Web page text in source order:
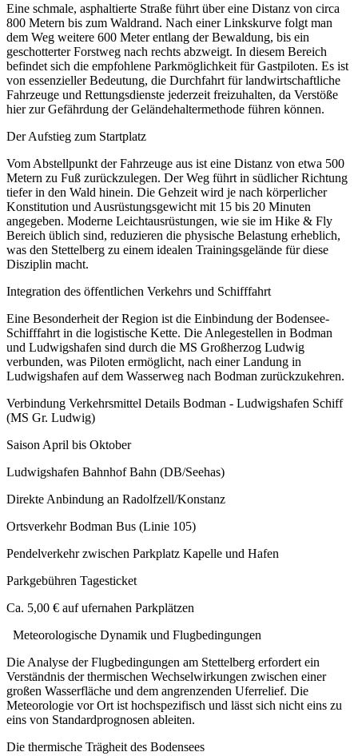
Eine schmale, asphaltierte Straße führt über eine Distanz von circa
800 Metern bis zum Waldrand. Nach einer Linkskurve folgt man
dem Weg weitere 600 Meter entlang der Bewaldung, bis ein
geschotterter Forstweg nach rechts abzweigt. In diesem Bereich
befindet sich die empfohlene Parkmöglichkeit für Gastpiloten. Es ist
von essenzieller Bedeutung, die Durchfahrt für landwirtschaftliche
Fahrzeuge und Rettungsdienste jederzeit freizuhalten, da Verstöße
hier zur Gefährdung der Geländehaltermethode führen können.
Der Aufstieg zum Startplatz
Vom Abstellpunkt der Fahrzeuge aus ist eine Distanz von etwa 500
Metern zu Fuß zurückzulegen. Der Weg führt in südlicher Richtung
tiefer in den Wald hinein. Die Gehzeit wird je nach körperlicher
Konstitution und Ausrüstungsgewicht mit 15 bis 20 Minuten
angegeben. Moderne Leichtausrüstungen, wie sie im Hike & Fly
Bereich üblich sind, reduzieren die physische Belastung erheblich,
was den Stettelberg zu einem idealen Trainingsgelände für diese
Disziplin macht.
Integration des öffentlichen Verkehrs und Schifffahrt
Eine Besonderheit der Region ist die Einbindung der Bodensee-
Schifffahrt in die logistische Kette. Die Anlegestellen in Bodman
und Ludwigshafen sind durch die MS Großherzog Ludwig
verbunden, was Piloten ermöglicht, nach einer Landung in
Ludwigshafen auf dem Wasserweg nach Bodman zurückzukehren.
Verbindung Verkehrsmittel Details Bodman - Ludwigshafen Schiff
(MS Gr. Ludwig)
Saison April bis Oktober
Ludwigshafen Bahnhof Bahn (DB/Seehas)
Direkte Anbindung an Radolfzell/Konstanz
Ortsverkehr Bodman Bus (Linie 105)
Pendelverkehr zwischen Parkplatz Kapelle und Hafen
Parkgebühren Tagesticket
Ca. 5,00 € auf ufernahen Parkplätzen
Meteorologische Dynamik und Flugbedingungen
Die Analyse der Flugbedingungen am Stettelberg erfordert ein
Verständnis der thermischen Wechselwirkungen zwischen einer
großen Wasserfläche und dem angrenzenden Uferrelief. Die
Meteorologie vor Ort ist hochspezifisch und lässt sich nicht eins zu
eins von Standardprognosen ableiten.
Die thermische Trägheit des Bodensees